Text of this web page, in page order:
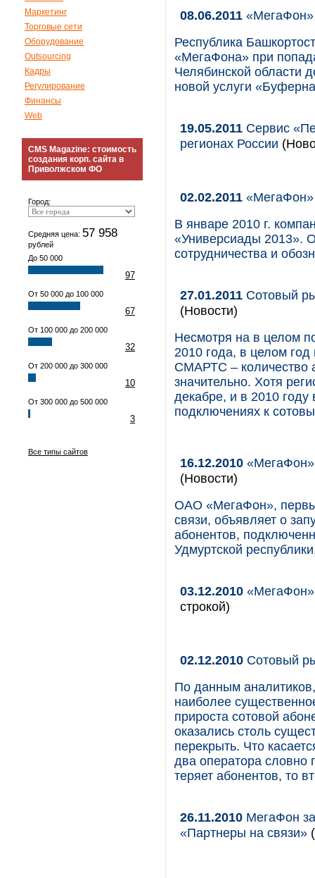
Маркетинг
Торговые сети
Оборудование
Outsourcing
Кадры
Регулирование
Финансы
Web
CMS Magazine: стоимость
создания корп. сайта в
Приволжском ФО
Город:
Средняя цена: 57 958
рублей
До 50 000
97
От 50 000 до 100 000
67
От 100 000 до 200 000
32
От 200 000 до 300 000
10
От 300 000 до 500 000
3
Все типы сайтов
08.06.2011
Республика
«МегаФона» при
Челябинской области
новой услуги
19.05.2011 Сервис
регионах России
02.02.2011 «МегаФон»
В январе 2010 г.
«Универсиады 2013».
сотрудничества и
27.01.2011 Сотовый
(Новости)
Несмотря на в целом
2010 года, в целом
СМАРТС – количество
значительно. Хотя
декабре, и в 2010 году
подключениях к
16.12.2010 «МегаФон»
(Новости)
ОАО «МегаФон»,
связи, объявляет о
абонентов,
Удмуртской
03.12.2010
строкой)
02.12.2010 Сотовый
По данным
наиболее
прироста сотовой
оказались столь
перекрыть. Что
два оператора словно
теряет абонентов, то
26.11.2010 МегаФон
«Партнеры на связи»